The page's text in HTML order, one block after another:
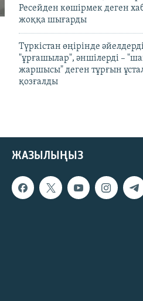
Ресейден көшірмек деген
жоққа шығарды
Түркістан өңірінде
"ұрғашылар", әншілерді –
жаршысы" деген тұрғын
қозғалды
ЖАЗЫЛЫҢЫЗ